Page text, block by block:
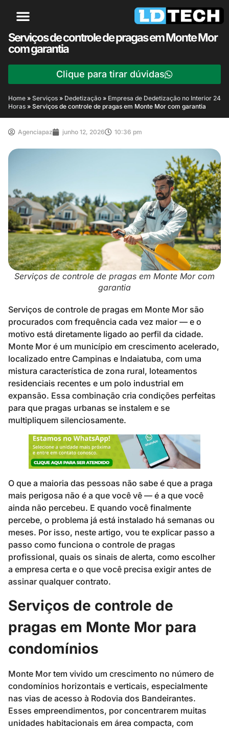
Serviços de controle de pragas em Monte Mor
com garantia
Clique para tirar dúvidas
Home » Serviços » Dedetização » Empresa de Dedetização no Interior 24
Horas » Serviços de controle de pragas em Monte Mor com garantia
Agenciapaz junho 12, 2026 10:36 pm
Serviços de controle de pragas em Monte Mor com
garantia
Serviços de controle de pragas em Monte Mor são
procurados com frequência cada vez maior — e o
motivo está diretamente ligado ao perfil da cidade.
Monte Mor é um município em crescimento acelerado,
localizado entre Campinas e Indaiatuba, com uma
mistura característica de zona rural, loteamentos
residenciais recentes e um polo industrial em
expansão. Essa combinação cria condições perfeitas
para que pragas urbanas se instalem e se
multipliquem silenciosamente.
O que a maioria das pessoas não sabe é que a praga
mais perigosa não é a que você vê — é a que você
ainda não percebeu. E quando você finalmente
percebe, o problema já está instalado há semanas ou
meses. Por isso, neste artigo, vou te explicar passo a
passo como funciona o controle de pragas
profissional, quais os sinais de alerta, como escolher
a empresa certa e o que você precisa exigir antes de
assinar qualquer contrato.
Serviços de controle de
pragas em Monte Mor para
condomínios
Monte Mor tem vivido um crescimento no número de
condomínios horizontais e verticais, especialmente
nas vias de acesso à Rodovia dos Bandeirantes.
Esses empreendimentos, por concentrarem muitas
unidades habitacionais em área compacta, com